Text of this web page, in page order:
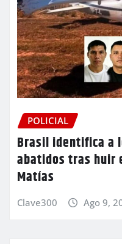
POLICIAL
Brasil identifica a
abatidos tras huir
Matías
Clave300 Ago 9,